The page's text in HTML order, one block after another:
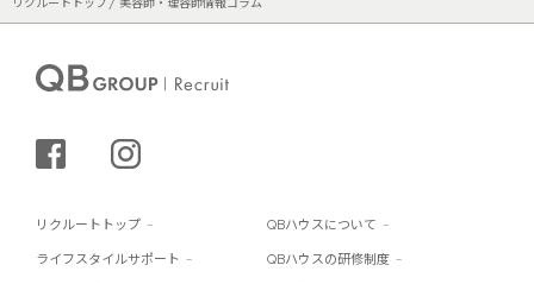
リクルートトップ 美容師・理容師情報コラム
シェアする
リクルートトップ QBハウスについて
ライフスタイルサポート QBハウスの研修制度